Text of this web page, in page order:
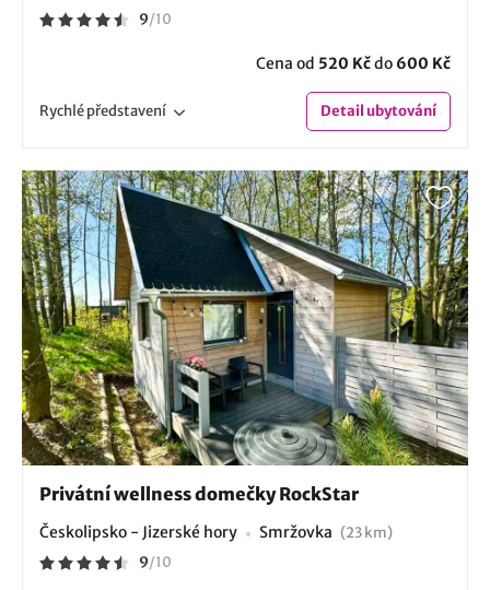
9/10
Cena od 520 Kčdo 600 Kč
Rychlépředstavení Detailubytování
Privátní wellness domečky RockStar
Českolipsko - Jizerské hory Smržovka (23 km)
9/10